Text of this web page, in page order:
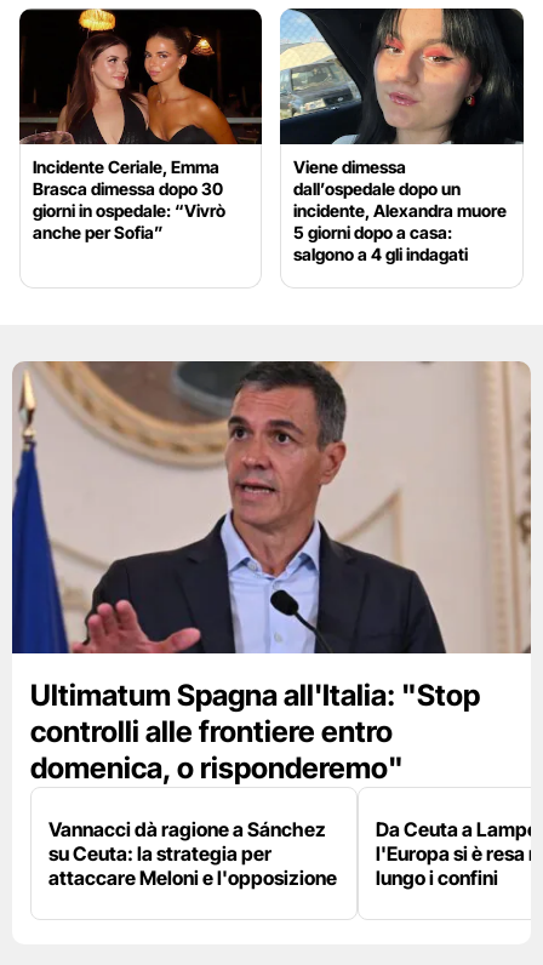
Incidente Ceriale, Emma
Brasca dimessa dopo 30
giorni in ospedale: “Vivrò
anche per Sofia”
Viene dimessa
dall’ospedale dopo un
incidente, Alexandra muore
5 giorni dopo a casa:
salgono a 4 gli indagati
Ultimatum Spagna all'Italia: "Stop
controlli alle frontiere entro
domenica, o risponderemo"
Vannacci dà ragione a Sánchez
su Ceuta: la strategia per
attaccare Meloni e l'opposizione
Da Ceuta a
l'Europa si è resa
lungo i confini